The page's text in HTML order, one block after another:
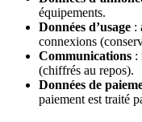
équipements.
Données d’usage :
connexions
Communications :
(chiffrés au repos).
Données de
paiement est traité